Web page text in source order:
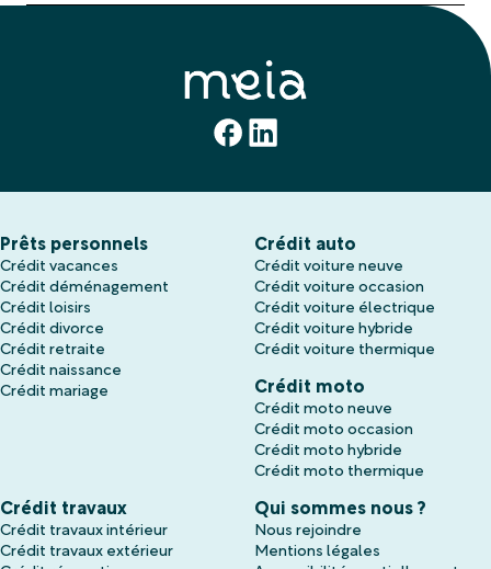
Prêts personnels
Crédit vacances
Crédit déménagement
Crédit loisirs
Crédit divorce
Crédit retraite
Crédit naissance
Crédit mariage
Crédit auto
Crédit voiture neuve
Crédit voiture occasion
Crédit voiture électrique
Crédit voiture hybride
Crédit voiture thermique
Crédit moto
Crédit moto neuve
Crédit moto occasion
Crédit moto hybride
Crédit moto thermique
Crédit travaux
Crédit travaux intérieur
Crédit travaux extérieur
Qui sommes nous ?
Nous rejoindre
Mentions légales